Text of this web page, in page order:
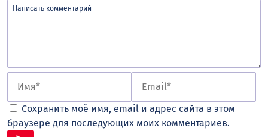
Сохранить моё имя, email и адрес сайта в этом
браузере для последующих моих комментариев.